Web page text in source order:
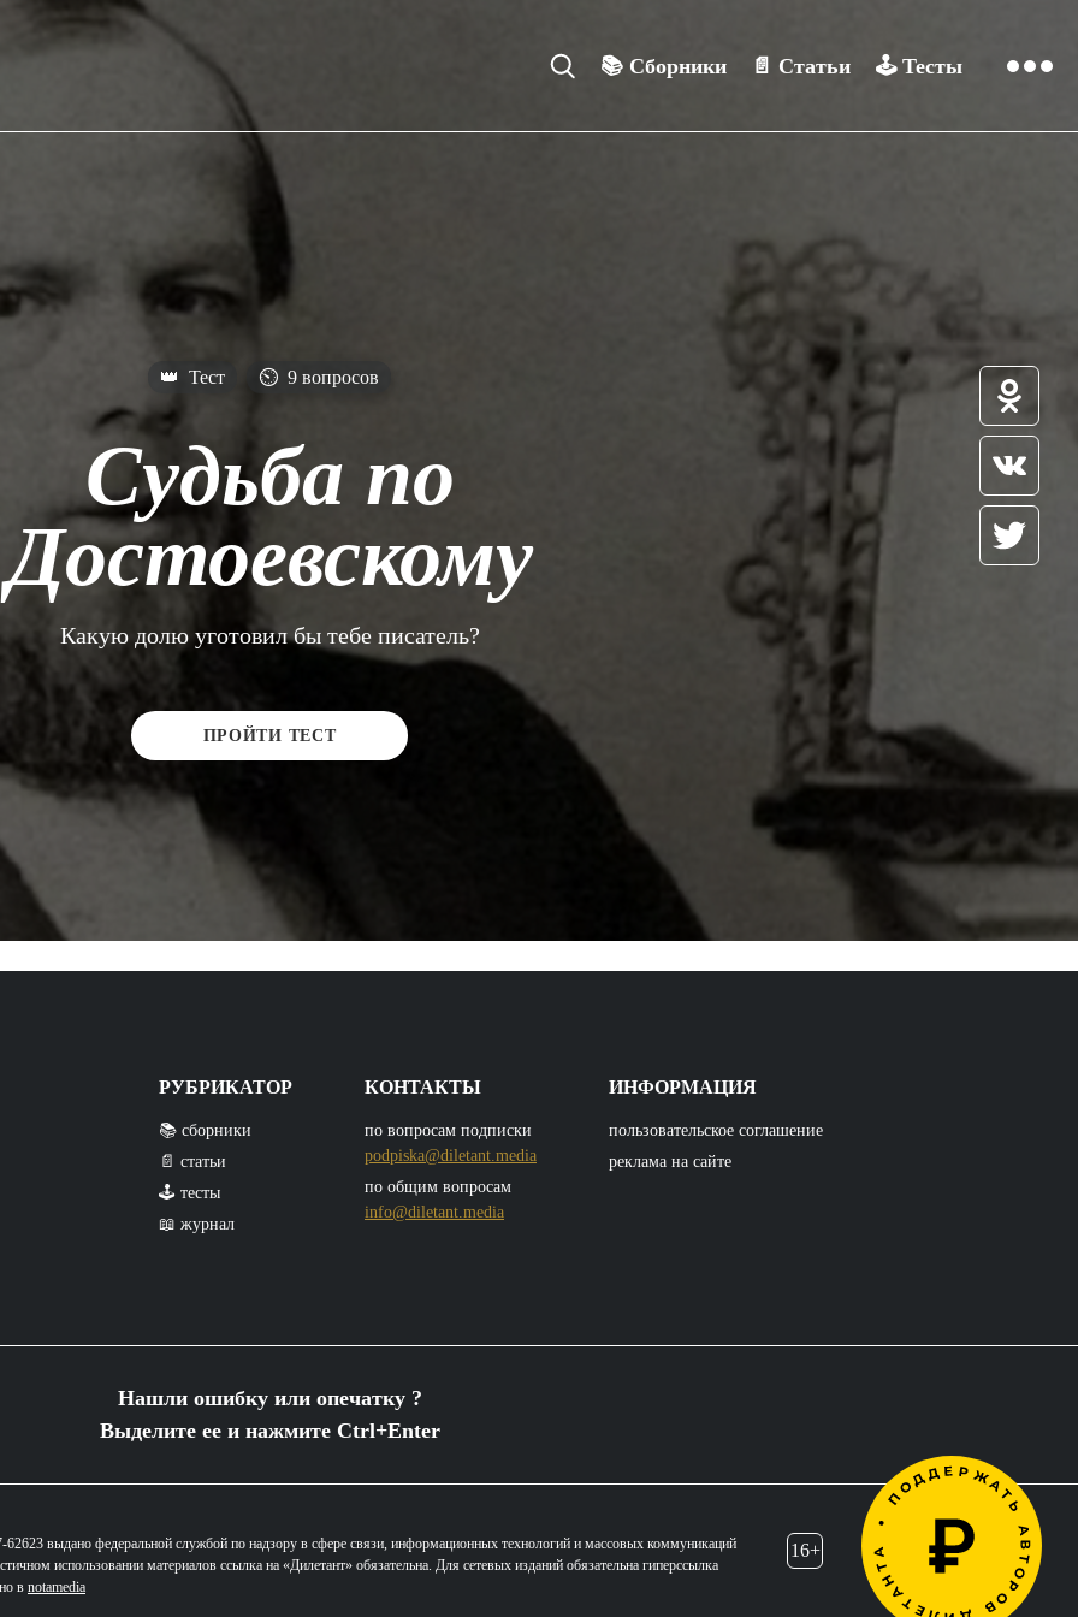
📚 Сборники 📄 Статьи 🕹️ Тесты
👑 Тест ⏲ 9 вопросов
Судьба по
Достоевскому
Какую долю уготовил бы тебе писатель?
ПРОЙТИ ТЕСТ
РУБРИКАТОР
📚 сборники
📄 статьи
🕹️ тесты
📖 журнал
КОНТАКТЫ
по вопросам подписки
podpiska@diletant.media
по общим вопросам
info@diletant.media
ИНФОРМАЦИЯ
пользовательское соглашение
реклама на сайте
Нашли ошибку или опечатку ?
Выделите ее и нажмите Ctrl+Enter
выдано федеральной службой по надзору в сфере связи, информационных технологий и массовых коммуникаций
использовании материалов ссылка на «Дилетант» обязательна. Для сетевых изданий обязательна гиперссылка
в notamedia
16+